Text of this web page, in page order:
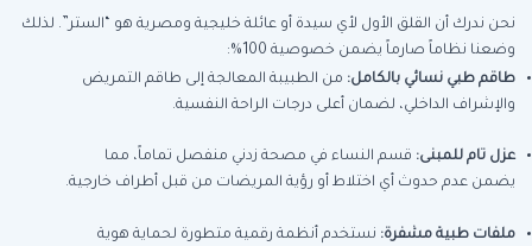
نحن ندرك أن القلق الأول لأي سيدة أو عائلة خليجية ومصرية هو “الستر”. لذلك
وضعنا نظاماً صارماً يضمن خصوصية 100%:
طاقم طبي نسائي بالكامل: من الطبيبة المعالجة إلى طاقم التمريض
والإشراف الداخلي، لضمان أعلى درجات الراحة النفسية.
عزل تام للمبنى: قسم النساء في مصحة زدني منفصل تماماً، مما
يضمن عدم حدوث أي اختلاط أو رؤية المريضات من قبل أطراف خارجية.
ملفات طبية مشفرة: نستخدم أنظمة رقمية متطورة لحماية هوية